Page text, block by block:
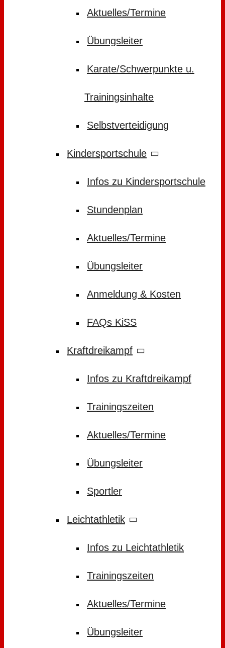
Aktuelles/Termine
Übungsleiter
Karate/Schwerpunkte u.
Trainingsinhalte
Selbstverteidigung
Kindersportschule
Infos zu Kindersportschule
Stundenplan
Aktuelles/Termine
Übungsleiter
Anmeldung & Kosten
FAQs KiSS
Kraftdreikampf
Infos zu Kraftdreikampf
Trainingszeiten
Aktuelles/Termine
Übungsleiter
Sportler
Leichtathletik
Infos zu Leichtathletik
Trainingszeiten
Aktuelles/Termine
Übungsleiter